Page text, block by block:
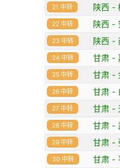
21 中转 陕西 -
22 中转 陕西 -
23 中转 陕西 -
24 中转 甘肃 -
25 中转 甘肃 -
26 中转 甘肃 -
27 中转 甘肃 -
28 中转 甘肃 -
29 中转 甘肃 -
30 中转 甘肃 -